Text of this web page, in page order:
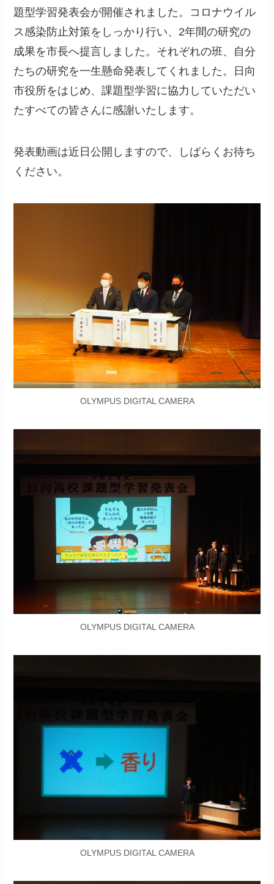
題型学習発表会が開催されました。コロナウイル
ス感染防止対策をしっかり行い、2年間の研究の
成果を市長へ提言しました。それぞれの班、自分
たちの研究を一生懸命発表してくれました。日向
市役所をはじめ、課題型学習に協力していただい
たすべての皆さんに感謝いたします。
発表動画は近日公開しますので、しばらくお待ち
ください。
OLYMPUS DIGITAL CAMERA
OLYMPUS DIGITAL CAMERA
OLYMPUS DIGITAL CAMERA